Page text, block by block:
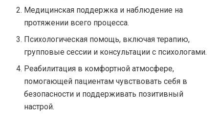
Медицинская поддержка и наблюдение на
протяжении всего процесса.
Психологическая помощь, включая терапию,
групповые сессии и консультации с психологами.
Реабилитация в комфортной атмосфере,
помогающей пациентам чувствовать себя в
безопасности и поддерживать позитивный
настрой.